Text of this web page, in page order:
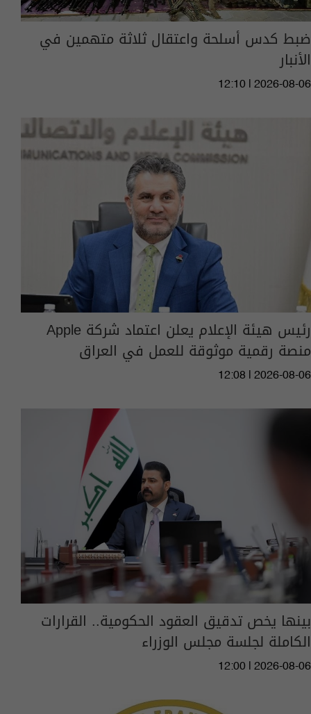
ضبط كدس أسلحة واعتقال ثلاثة متهمين في
الأنبار
12:10 | 2026-08-06
رئيس هيئة الإعلام يعلن اعتماد شركة Apple
منصة رقمية موثوقة للعمل في العراق
12:08 | 2026-08-06
بينها يخص تدقيق العقود الحكومية.. القرارات
الكاملة لجلسة مجلس الوزراء
12:00 | 2026-08-06